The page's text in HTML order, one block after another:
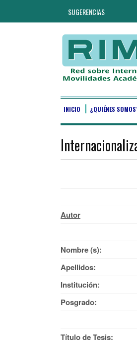
SUGERENCIAS
INICIO ¿QUIÉNES
Autor
Nombre (s):
Apellidos:
Institución:
Posgrado:
Título de Tesis: